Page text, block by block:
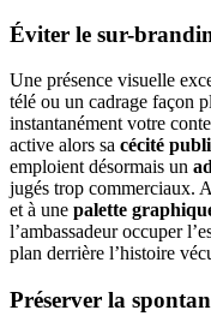
Éviter le sur-
Une présence visuelle
télé ou un cadrage façon
instantanément votre
active alors sa cécité
emploient désormais un
jugés trop commerciaux.
et à une palette
l’ambassadeur occuper
plan derrière l’histoire
Préserver la